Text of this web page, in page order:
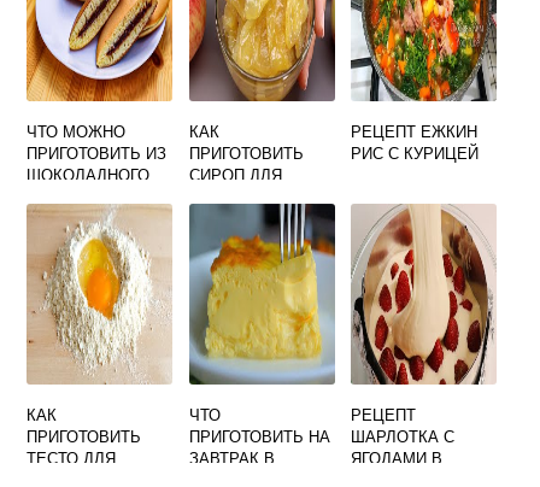
ЧТО МОЖНО
ПРИГОТОВИТЬ ИЗ
ШОКОЛАДНОГО
КАК
ПРИГОТОВИТЬ
СИРОП ДЛЯ
РЕЦЕПТ ЕЖКИН
РИС С КУРИЦЕЙ
КАК
ПРИГОТОВИТЬ
ТЕСТО ДЛЯ
ЧТО
ПРИГОТОВИТЬ НА
ЗАВТРАК В
РЕЦЕПТ
ШАРЛОТКА С
ЯГОДАМИ В